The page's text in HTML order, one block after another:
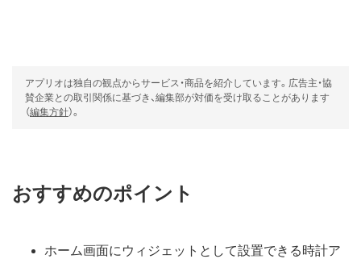
アプリオは独自の観点からサービス・商品を紹介しています。広告主・協
賛企業との取引関係に基づき、編集部が対価を受け取ることがあります
（編集方針）。
おすすめのポイント
ホーム画面にウィジェットとして設置できる時計ア